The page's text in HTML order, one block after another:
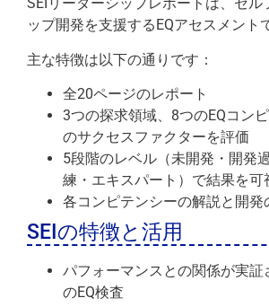
ップ開発を支援するEQアセスメント
主な特徴は以下の通りです：
全20ページのレポート
3つの探求領域、8つのEQコン
のサクセスファクターを評価
5段階のレベル（未開発・開発
練・エキスパート）で結果を可
各コンピテンシーの解説と開発
SEIの特徴と活用
パフォーマンスとの関係が実証
のEQ検査